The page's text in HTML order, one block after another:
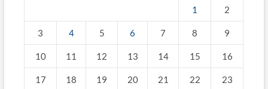
1 2
3 4 5 6 7 8 9
10 11 12 13 14 15 16
17 18 19 20 21 22 23